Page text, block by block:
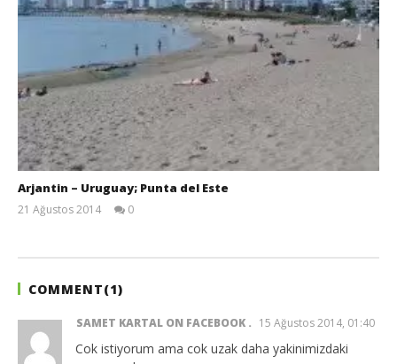
Arjantin – Uruguay; Punta del Este
21 Ağustos 2014
0
COMMENT(1)
SAMET KARTAL ON FACEBOOK 15 Ağustos 2014, 01:40
Cok istiyorum ama cok uzak daha yakinimizdaki